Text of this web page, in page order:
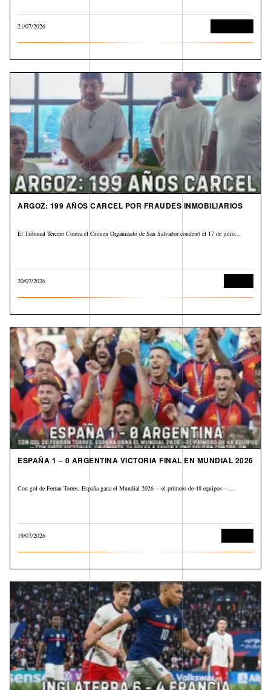
21/07/2026
ARGOZ: 199 AÑOS CARCEL POR FRAUDES INMOBILIARIOS
El Tribunal Tercero Contra el Crimen Organizado de San Salvador condenó el 17 de julio…
20/07/2026
ESPAÑA 1 – 0 ARGENTINA VICTORIA FINAL EN MUNDIAL 2026
Con gol de Ferran Torres, España gana el Mundial 2026 —el primero de 48 equipos—…
19/07/2026